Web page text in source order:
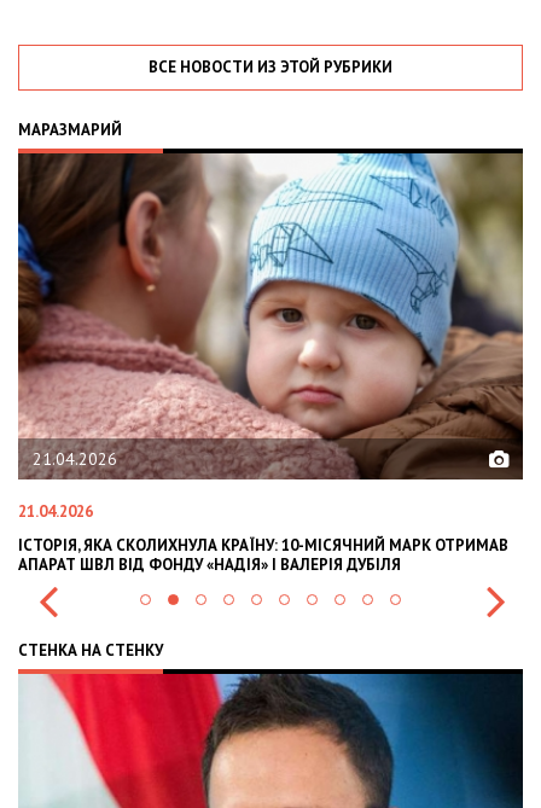
ВСЕ НОВОСТИ ИЗ ЭТОЙ РУБРИКИ
МАРАЗМАРИЙ
02.02.2026
02.02.2026
OLEKSII ABASOV: HOW UKRAINIAN BUSINESSES CAN ATTRACT
INTERNATIONAL INVESTMENTS AND HEDGE RISKS DURING WAR
СТЕНКА НА СТЕНКУ